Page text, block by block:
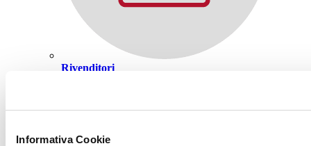
Informativa Cookie
Rivenditori